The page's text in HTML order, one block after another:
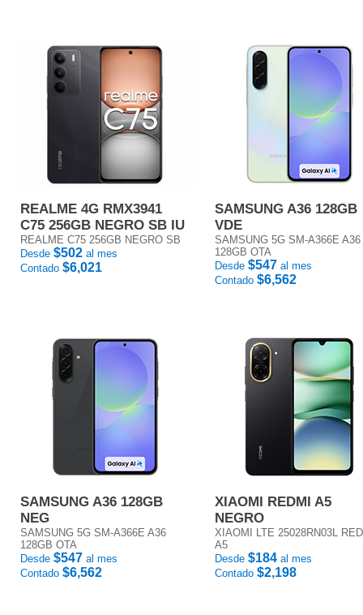
REALME 4G RMX3941
C75 256GB NEGRO SB IU
REALME C75 256GB NEGRO SB
Desde $502 al mes
Contado $6,021
SAMSUNG A36 128GB
VDE
SAMSUNG 5G SM-A366E A36
128GB OTA
Desde $547 al mes
Contado $6,562
SAMSUNG A36 128GB
NEG
SAMSUNG 5G SM-A366E A36
128GB OTA
Desde $547 al mes
Contado $6,562
XIAOMI REDMI A5
NEGRO
XIAOMI LTE 25028RN03L
A5
Desde $184 al mes
Contado $2,198